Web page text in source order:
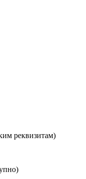
реквизитам)